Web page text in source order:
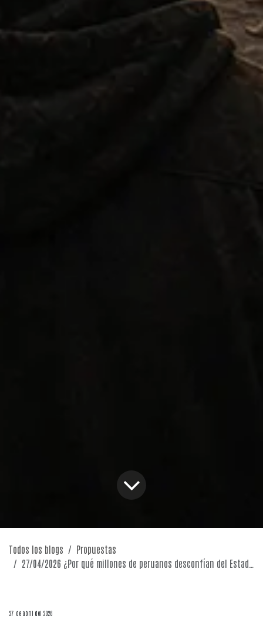
Todos los blogs
Propuestas
27/04/2026 ¿Por qué millones de peruanos desconfían del Estado?
27 de abril del 2026